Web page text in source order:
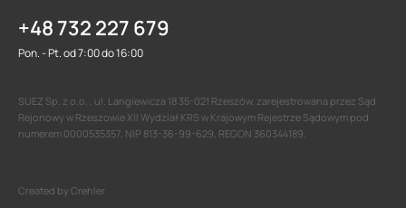
+48 732 227 679
Pon. - Pt. od 7:00 do 16:00
SUEZ Sp. z o.o. , ul. Langiewicza 18 35-021 Rzeszów, zarejestrowana przez Sąd
Rejonowy w Rzeszowie XII Wydział KRS w Krajowym Rejestrze Sądowym pod
numerem 0000535357, NIP 813-36-99-629, REGON 360344189.
Created by Crehler